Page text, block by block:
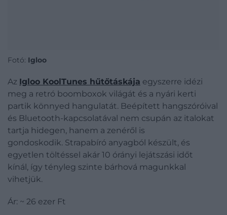
Fotó: Igloo
Az Igloo KoolTunes hűtőtáskája egyszerre idézi
meg a retró boomboxok világát és a nyári kerti
partik könnyed hangulatát. Beépített hangszóróival
és Bluetooth-kapcsolatával nem csupán az italokat
tartja hidegen, hanem a zenéről is
gondoskodik. Strapabíró anyagból készült, és
egyetlen töltéssel akár 10 órányi lejátszási időt
kínál, így tényleg szinte bárhová magunkkal
vihetjük.
Ár: ~ 26 ezer Ft